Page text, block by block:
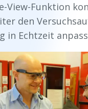
View-Funktion
den
in Echtzeit